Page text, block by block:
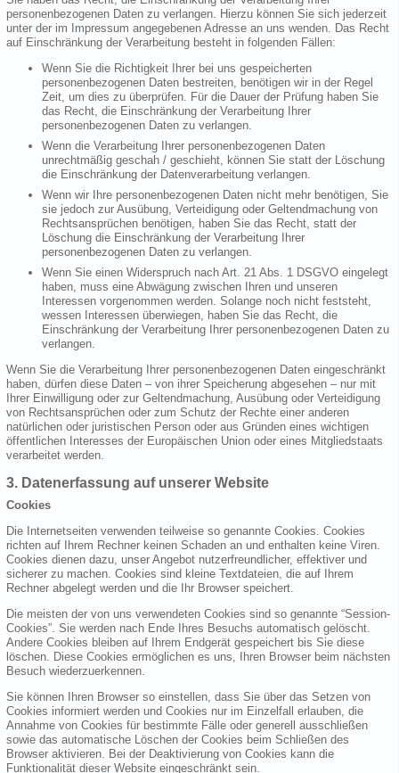
personenbezogenen Daten zu verlangen. Hierzu können Sie sich jederzeit
unter der im Impressum angegebenen Adresse an uns wenden. Das Recht
auf Einschränkung der Verarbeitung besteht in folgenden Fällen:
Wenn Sie die Richtigkeit Ihrer bei uns gespeicherten
personenbezogenen Daten bestreiten, benötigen wir in der Regel
Zeit, um dies zu überprüfen. Für die Dauer der Prüfung haben Sie
das Recht, die Einschränkung der Verarbeitung Ihrer
personenbezogenen Daten zu verlangen.
Wenn die Verarbeitung Ihrer personenbezogenen Daten
unrechtmäßig geschah / geschieht, können Sie statt der Löschung
die Einschränkung der Datenverarbeitung verlangen.
Wenn wir Ihre personenbezogenen Daten nicht mehr benötigen, Sie
sie jedoch zur Ausübung, Verteidigung oder Geltendmachung von
Rechtsansprüchen benötigen, haben Sie das Recht, statt der
Löschung die Einschränkung der Verarbeitung Ihrer
personenbezogenen Daten zu verlangen.
Wenn Sie einen Widerspruch nach Art. 21 Abs. 1 DSGVO eingelegt
haben, muss eine Abwägung zwischen Ihren und unseren
Interessen vorgenommen werden. Solange noch nicht feststeht,
wessen Interessen überwiegen, haben Sie das Recht, die
Einschränkung der Verarbeitung Ihrer personenbezogenen Daten zu
verlangen.
Wenn Sie die Verarbeitung Ihrer personenbezogenen Daten eingeschränkt
haben, dürfen diese Daten – von ihrer Speicherung abgesehen – nur mit
Ihrer Einwilligung oder zur Geltendmachung, Ausübung oder Verteidigung
von Rechtsansprüchen oder zum Schutz der Rechte einer anderen
natürlichen oder juristischen Person oder aus Gründen eines wichtigen
öffentlichen Interesses der Europäischen Union oder eines Mitgliedstaats
verarbeitet werden.
3. Datenerfassung auf unserer Website
Cookies
Die Internetseiten verwenden teilweise so genannte Cookies. Cookies
richten auf Ihrem Rechner keinen Schaden an und enthalten keine Viren.
Cookies dienen dazu, unser Angebot nutzerfreundlicher, effektiver und
sicherer zu machen. Cookies sind kleine Textdateien, die auf Ihrem
Rechner abgelegt werden und die Ihr Browser speichert.
Die meisten der von uns verwendeten Cookies sind so genannte “Session-
Cookies”. Sie werden nach Ende Ihres Besuchs automatisch gelöscht.
Andere Cookies bleiben auf Ihrem Endgerät gespeichert bis Sie diese
löschen. Diese Cookies ermöglichen es uns, Ihren Browser beim nächsten
Besuch wiederzuerkennen.
Sie können Ihren Browser so einstellen, dass Sie über das Setzen von
Cookies informiert werden und Cookies nur im Einzelfall erlauben, die
Annahme von Cookies für bestimmte Fälle oder generell ausschließen
sowie das automatische Löschen der Cookies beim Schließen des
Browser aktivieren. Bei der Deaktivierung von Cookies kann die
Funktionalität dieser Website eingeschränkt sein.